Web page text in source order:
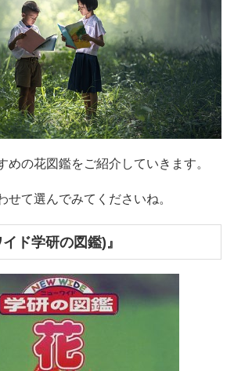
めの花図鑑をご紹介していきます。
せて選んでみてくださいね。
ド学研の図鑑)』